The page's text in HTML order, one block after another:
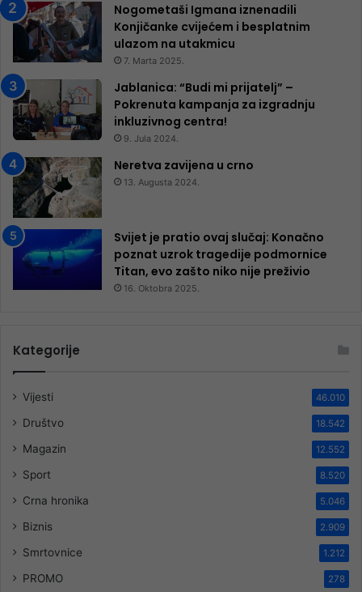
Nogometaši Igmana iznenadili
Konjičanke cvijećem i besplatnim
ulazom na utakmicu
7. Marta 2025.
Jablanica: “Budi mi prijatelj” –
Pokrenuta kampanja za izgradnju
inkluzivnog centra!
9. Jula 2024.
Neretva zavijena u crno
13. Augusta 2024.
Svijet je pratio ovaj slučaj: Konačno
poznat uzrok tragedije podmornice
Titan, evo zašto niko nije preživio
16. Oktobra 2025.
Kategorije
Vijesti 46.010
Društvo 18.542
Magazin 12.552
Sport 8.520
Crna hronika 5.046
Biznis 2.909
Smrtovnice 1.212
PROMO 278